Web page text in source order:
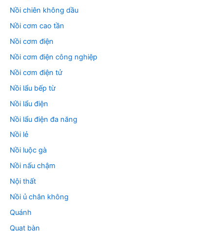
Nồi chiên không dầu
Nồi cơm cao tần
Nồi cơm điện
Nồi cơm điện công nghiệp
Nồi cơm điện tử
Nồi lẩu bếp từ
Nồi lẩu điện
Nồi lẩu điện đa năng
Nồi lẻ
Nồi luộc gà
Nồi nấu chậm
Nội thất
Nồi ủ chân không
Quánh
Quạt bàn